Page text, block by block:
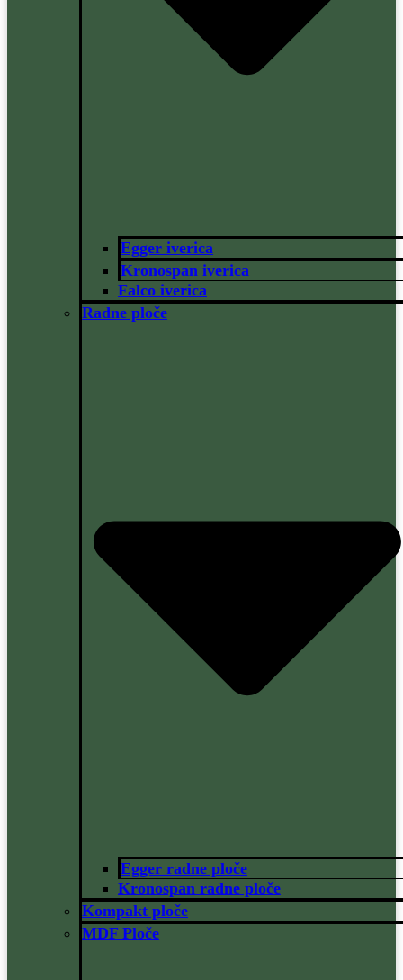
Egger iverica
Kronospan iverica
Falco iverica
Radne ploče
Egger radne ploče
Kronospan radne ploče
Kompakt ploče
MDF Ploče